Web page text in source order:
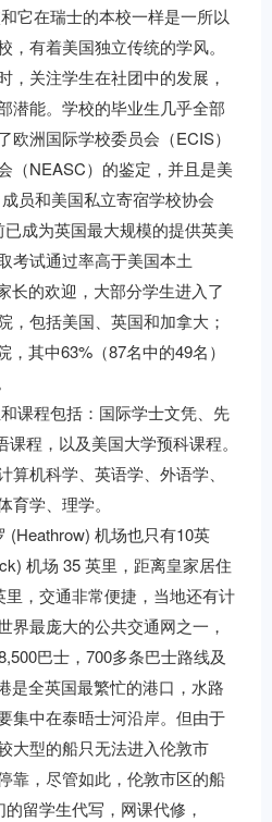
它在瑞士的本校一样是一所以
有着美国独立传统的学风。
，关注学生在社团中的发展，
潜能。学校的毕业生几乎全部
欧洲国际学校委员会（ECIS）
（NEASC）的鉴定，并且是美
员和美国私立寄宿学校协会
已成为英国最大规模的提供英美
考试通过率高于美国本土
长的欢迎，大部分学生进入了
，包括美国、英国和加拿大；
其中63%（87名中的49名）
课程包括：国际学士文凭、先
程，以及美国大学预科课程。
机科学、英语学、外语学、
育学、理学。
(Heathrow) 机场也只有10英
机场 35 英里，距离皇家居住
，交通非常便捷，当地还有计
界最庞大的公共交通网之一，
巴士，700多条巴士路线及
是全英国最繁忙的港口，水路
集中在泰晤士河沿岸。但由于
大型的船只无法进入伦敦市
靠，尽管如此，伦敦市区的船
留学生代写，网课代修，